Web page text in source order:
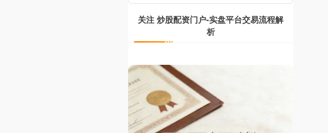
7872.20
关注 炒股配资门户-实盘平台交易流程解
析